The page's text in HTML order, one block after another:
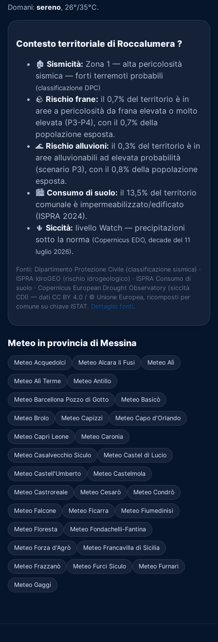
Domani: sereno, 26°/35°C.
Contesto territoriale di Roccalumera ?
🏚️ Sismicità: Zona 1 — alta pericolosità
sismica — forti terremoti probabili
(classificazione DPC)
🪨 Rischio frane: il 0,7% del territorio è in
aree a pericolosità da frana elevata o molto
elevata (P3-P4), con il 0,7% della
popolazione esposta.
🌊 Rischio alluvioni: il 0,3% del territorio è in
aree alluvionabili ad elevata probabilità
(scenario P3), con il 0,8% della popolazione
esposta.
🏙️ Consumo di suolo: il 13,5% del territorio
comunale è impermeabilizzato/edificato
(ISPRA 2024).
🌵 Siccità: livello Watch — precipitazioni
sotto la norma (Copernicus EDO, decade del 11
luglio 2026).
Fonti: Dipartimento Protezione Civile (classificazione sismica) ·
ISPRA IdroGEO (rischio idrogeologico) · ISPRA Consumo di
suolo · Copernicus European Drought Observatory (siccità
CDI) — dati CC BY 4.0 / © Unione Europea, ricomposti per
comune su chiave ISTAT. Dettaglio fonti.
Meteo in provincia di Messina
Meteo Acquedolci Meteo Alcara li Fusi Meteo Alì
Meteo Alì Terme Meteo Antillo
Meteo Barcellona Pozzo di Gotto Meteo Basicò
Meteo Brolo Meteo Capizzi Meteo Capo d'Orlando
Meteo Capri Leone Meteo Caronia
Meteo Casalvecchio Siculo Meteo Castel di Lucio
Meteo Castell'Umberto Meteo Castelmola
Meteo Castroreale Meteo Cesarò Meteo Condrò
Meteo Falcone Meteo Ficarra Meteo Fiumedinisi
Meteo Floresta Meteo Fondachelli-Fantina
Meteo Forza d'Agrò Meteo Francavilla di Sicilia
Meteo Frazzanò Meteo Furci Siculo Meteo Furnari
Meteo Gaggi